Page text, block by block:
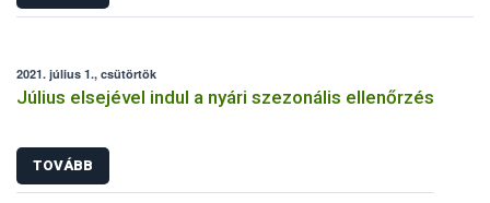
2021. július 1., csütörtök
Július elsejével indul a nyári szezonális ellenőrzés
TOVÁBB